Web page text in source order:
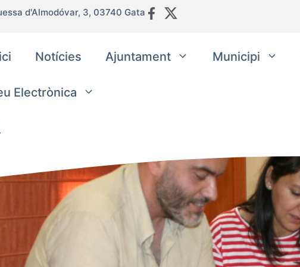
d'Almodóvar, 3, 03740 Gata
Notícies Ajuntament Municipi
Electrònica